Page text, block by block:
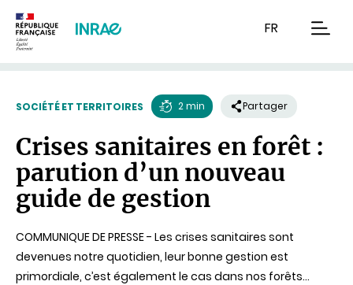
FR
SOCIÉTÉ ET TERRITOIRES
de
lecture
2 min Partager
Crises sanitaires en forêt :
parution d’un nouveau
guide de gestion
COMMUNIQUE DE PRESSE - Les crises sanitaires sont
devenues notre quotidien, leur bonne gestion est
primordiale, c’est également le cas dans nos forêts…